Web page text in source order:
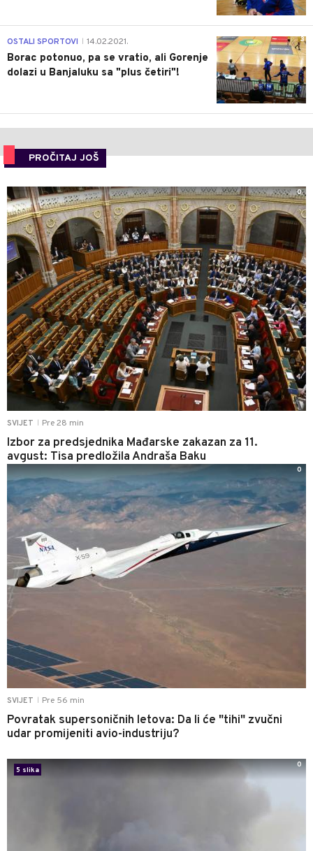
3
OSTALI SPORTOVI 14.02.2021.
Borac potonuo, pa se vratio, ali Gorenje
dolazi u Banjaluku sa "plus četiri"!
PROČITAJ JOŠ
SVIJET Pre 28 min
Izbor za predsjednika Mađarske zakazan za 11.
avgust: Tisa predložila Andraša Baku
0
SVIJET Pre 56 min
Povratak supersoničnih letova: Da li će "tihi" zvučni
udar promijeniti avio-industriju?
0
5 slika
0